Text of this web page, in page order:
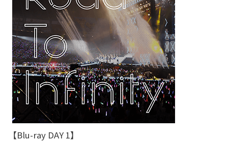
【Blu-ray DAY 1】